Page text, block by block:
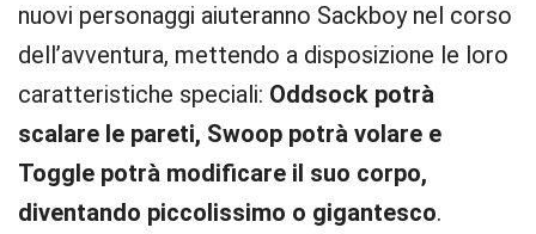
nuovi personaggi aiuteranno Sackboy nel corso
dell’avventura, mettendo a disposizione le loro
caratteristiche speciali: Oddsock potrà
scalare le pareti, Swoop potrà volare e
Toggle potrà modificare il suo corpo,
diventando piccolissimo o gigantesco.